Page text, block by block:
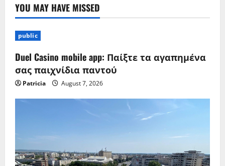
YOU MAY HAVE MISSED
public
Duel Casino mobile app: Παίξτε τα αγαπημένα
σας παιχνίδια παντού
Patricia August 7, 2026